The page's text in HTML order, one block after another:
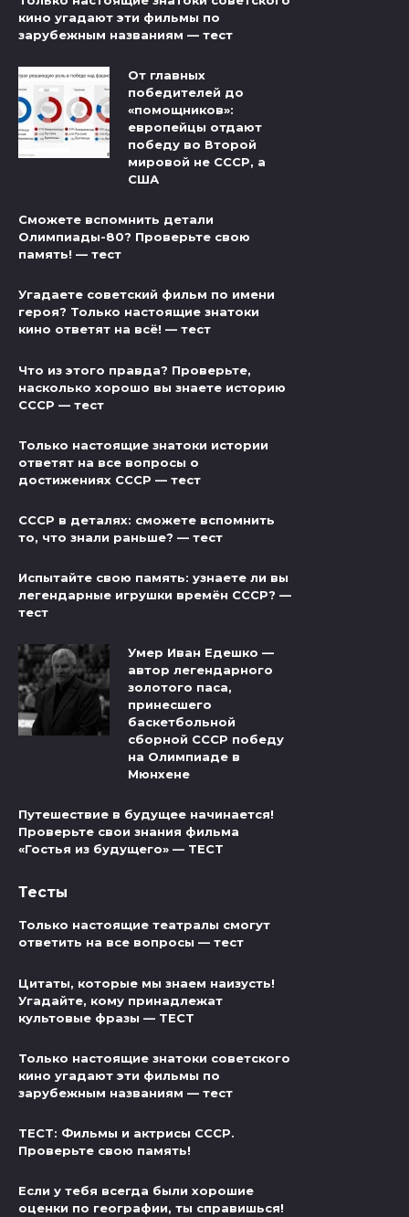
кино угадают эти фильмы по
зарубежным названиям — тест
От главных
победителей до
«помощников»:
европейцы отдают
победу во Второй
мировой не СССР, а
США
Сможете вспомнить детали
Олимпиады-80? Проверьте свою
память! — тест
Угадаете советский фильм по имени
героя? Только настоящие знатоки
кино ответят на всё! — тест
Что из этого правда? Проверьте,
насколько хорошо вы знаете историю
СССР — тест
Только настоящие знатоки истории
ответят на все вопросы о
достижениях СССР — тест
СССР в деталях: сможете вспомнить
то, что знали раньше? — тест
Испытайте свою память: узнаете ли вы
легендарные игрушки времён СССР? —
тест
Умер Иван Едешко —
автор легендарного
золотого паса,
принесшего
баскетбольной
сборной СССР победу
на Олимпиаде в
Мюнхене
Путешествие в будущее начинается!
Проверьте свои знания фильма
«Гостья из будущего» — ТЕСТ
Тесты
Только настоящие театралы смогут
ответить на все вопросы — тест
Цитаты, которые мы знаем наизусть!
Угадайте, кому принадлежат
культовые фразы — ТЕСТ
Только настоящие знатоки советского
кино угадают эти фильмы по
зарубежным названиям — тест
ТЕСТ: Фильмы и актрисы СССР.
Проверьте свою память!
Если у тебя всегда были хорошие
оценки по географии, ты справишься!